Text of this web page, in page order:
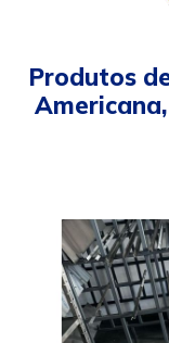
Produtos